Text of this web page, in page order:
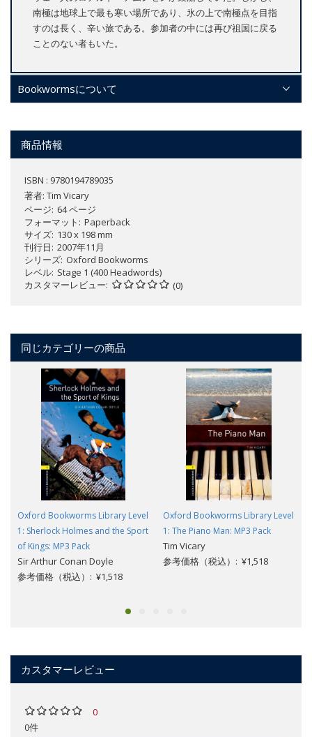
南極は地球上で最も寒い場所であり、氷の上で南極点を目指
すのは長く、辛い旅である。参加者の中には再び祖国に戻る
ことのない者もいた。
Bookwormsについて
商品情報
ISBN : 9780194789035
著者: Tim Vicary
ページ 64 ページ
フォーマット
Paperback
サイズ 130 x 198 mm
刊行日 2007年11月
シリーズ Oxford Bookworms
レベル Stage 1 (400 Headwords)
カスタマーレビュー
(0)
同じカテゴリーの商品
Oxford Bookworms Library Level
1: Sherlock Holmes and the Sport
of Kings: MP3 Pack
Sir Arthur Conan Doyle
参考価格（税込）: ¥1,518
Oxford Bookworms Library Level
1: The Piano Man: MP3 Pack
Tim Vicary
参考価格（税込）: ¥1,518
カスタマーレビュー
0
0件